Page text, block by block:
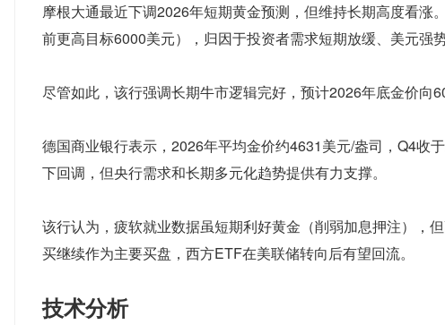
摩根大通最近下调2026年短期黄金预测，但维持长期高度看
前更高目标6000美元），归因于投资者需求短期放缓、美元强
尽管如此，该行强调长期牛市逻辑完好，预计2026年底金价向
德国商业银行表示，2026年平均金价约4631美元/盎司，Q4收
下回调，但央行需求和长期多元化趋势提供有力支撑。
该行认为，疲软就业数据虽短期利好黄金（削弱加息押注），
买继续作为主要买盘，西方ETF在美联储转向后有望回流。
技术分析